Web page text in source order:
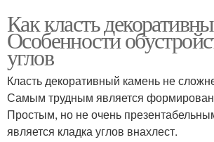
Как класть
Особенности
углов
Класть декоративный камень не
Самым трудным является
Простым, но не очень
является кладка углов внахлест.